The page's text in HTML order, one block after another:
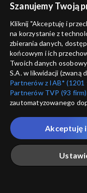
informacje o dostawcy
Szanujemy Twoją
Kliknij "Akceptuję i
na korzystanie z
zbierania danych,
końcowym i ich
Twoich danych
S.A. w likwidacji (zwaną
Partnerów z IAB* (1201
Partnerów TVP (93 firm)
zautomatyzowanego
które wskazujemy
przez nas identyfikatora
Twoje dane osobowe
Ciebie naszych
„Portalem”, w tym
Akceptuję